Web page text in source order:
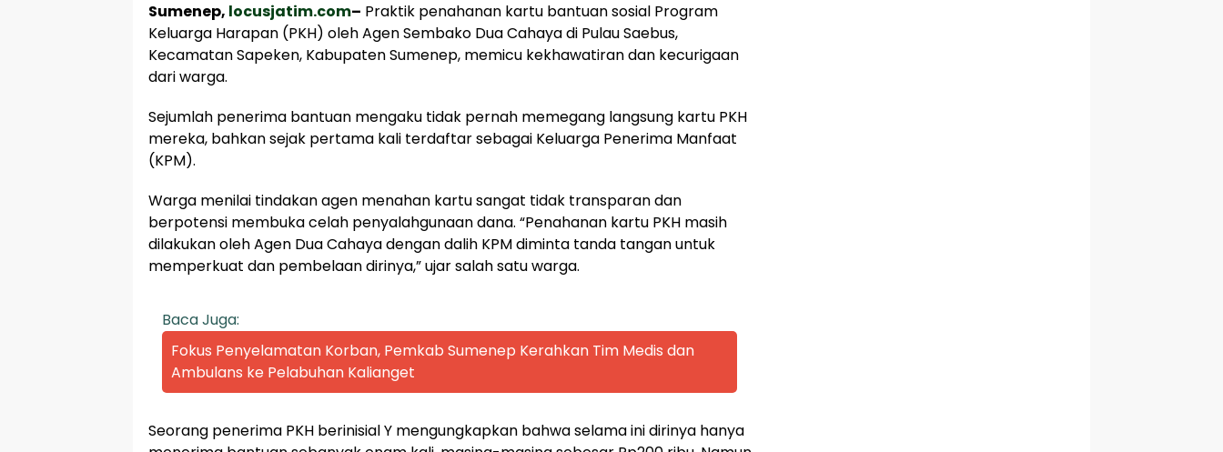
Sumenep, locusjatim.com– Praktik penahanan kartu bantuan sosial Program
Keluarga Harapan (PKH) oleh Agen Sembako Dua Cahaya di Pulau Saebus,
Kecamatan Sapeken, Kabupaten Sumenep, memicu kekhawatiran dan kecurigaan
dari warga.
Sejumlah penerima bantuan mengaku tidak pernah memegang langsung kartu PKH
mereka, bahkan sejak pertama kali terdaftar sebagai Keluarga Penerima Manfaat
(KPM).
Warga menilai tindakan agen menahan kartu sangat tidak transparan dan
berpotensi membuka celah penyalahgunaan dana. “Penahanan kartu PKH masih
dilakukan oleh Agen Dua Cahaya dengan dalih KPM diminta tanda tangan untuk
memperkuat dan pembelaan dirinya,” ujar salah satu warga.
Baca Juga:
Fokus Penyelamatan Korban, Pemkab Sumenep Kerahkan Tim Medis dan
Ambulans ke Pelabuhan Kalianget
Seorang penerima PKH berinisial Y mengungkapkan bahwa selama ini dirinya hanya